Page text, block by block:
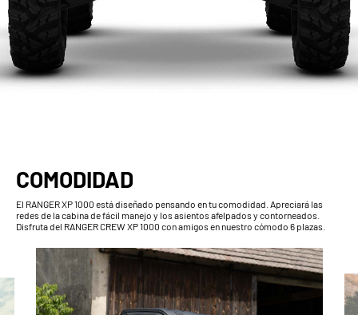
COMODIDAD
El RANGER XP 1000 está diseñado pensando en tu comodidad. Apreciará las
redes de la cabina de fácil manejo y los asientos afelpados y contorneados.
Disfruta del RANGER CREW XP 1000 con amigos en nuestro cómodo 6 plazas.